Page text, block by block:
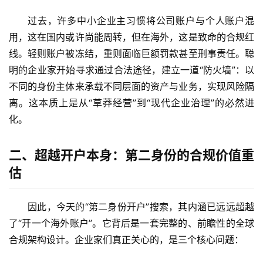
过去，许多中小企业主习惯将公司账户与个人账户混
用，这在国内或许尚能周转，但在海外，这是致命的合规红
线。轻则账户被冻结，重则面临巨额罚款甚至刑事责任。聪
明的企业家开始寻求通过合法途径，建立一道“防火墙”：以
不同的身份主体来承载不同层面的资产与业务，实现风险隔
离。这本质上是从“草莽经营”到“现代企业治理”的必然进
化。
二、超越开户本身：第二身份的合规价值重
估
因此，今天的“第二身份开户”搜索，其内涵已远远超越
了“开一个海外账户”。它背后是一套完整的、前瞻性的全球
合规架构设计。企业家们真正关心的，是三个核心问题：